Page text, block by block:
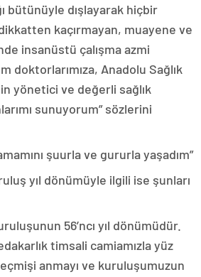
bütünüyle dışlayarak hiçbir
kaçırmayan, muayene ve
insanüstü çalışma azmi
doktorlarımıza, Anadolu Sağlık
yönetici ve değerli sağlık
sunuyorum” sözlerini
şuurla ve gururla yaşadım”
yıl dönümüyle ilgili ise şunları
56’ncı yıl dönümüdür.
timsali camiamızla yüz
anmayı ve kuruluşumuzun